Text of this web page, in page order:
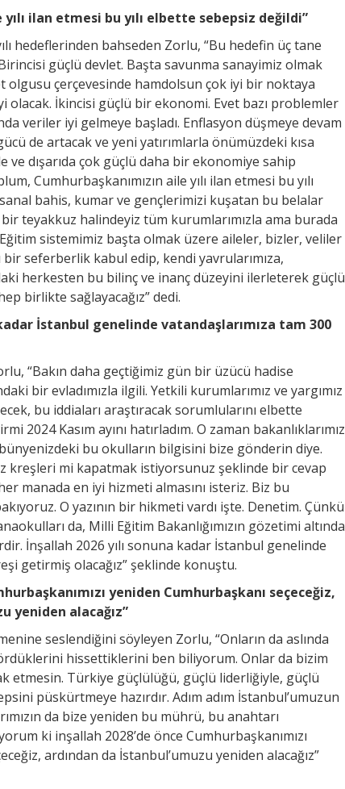
yılı ilan etmesi bu yılı elbette sebepsiz değildi”
hedeflerinden bahseden Zorlu, “Bu hedefin üç tane
güçlü devlet. Başta savunma sanayimiz olmak
olgusu çerçevesinde hamdolsun çok iyi bir noktaya
olacak. İkincisi güçlü bir ekonomi. Evet bazı problemler
veriler iyi gelmeye başladı. Enflasyon düşmeye devam
de artacak ve yeni yatırımlarla önümüzdeki kısa
ve dışarıda çok güçlü daha bir ekonomiye sahip
Cumhurbaşkanımızın aile yılı ilan etmesi bu yılı
bahis, kumar ve gençlerimizi kuşatan bu belalar
teyakkuz halindeyiz tüm kurumlarımızla ama burada
sistemimiz başta olmak üzere aileler, bizler, veliler
seferberlik kabul edip, kendi yavrularımıza,
herkesten bu bilinç ve inanç düzeyini ilerleterek güçlü
birlikte sağlayacağız” dedi.
İstanbul genelinde vatandaşlarımıza tam 300
“Bakın daha geçtiğimiz gün bir üzücü hadise
bir evladımızla ilgili. Yetkili kurumlarımız ve yargımız
bu iddiaları araştıracak sorumlularını elbette
2024 Kasım ayını hatırladım. O zaman bakanlıklarımız
bünyenizdeki bu okulların bilgisini bize gönderin diye.
kreşleri mi kapatmak istiyorsunuz şeklinde bir cevap
manada en iyi hizmeti almasını isteriz. Biz bu
O yazının bir hikmeti vardı işte. Denetim. Çünkü
da, Milli Eğitim Bakanlığımızın gözetimi altında
İnşallah 2026 yılı sonuna kadar İstanbul genelinde
getirmiş olacağız” şeklinde konuştu.
yeniden Cumhurbaşkanı seçeceğiz,
yeniden alacağız”
seslendiğini söyleyen Zorlu, “Onların da aslında
hissettiklerini ben biliyorum. Onlar da bizim
etmesin. Türkiye güçlülüğü, güçlü liderliğiyle, güçlü
püskürtmeye hazırdır. Adım adım İstanbul’umuzun
da bize yeniden bu mührü, bu anahtarı
ki inşallah 2028’de önce Cumhurbaşkanımızı
ardından da İstanbul’umuzu yeniden alacağız”